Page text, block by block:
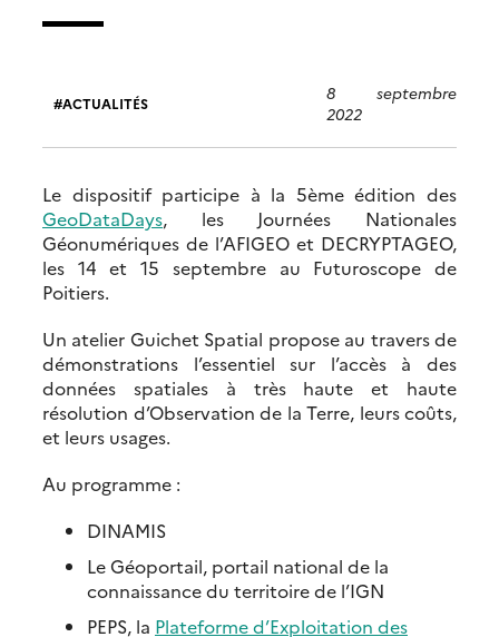
ACTUALITÉS
8 septembre
2022
Le dispositif participe à la 5ème édition des
GeoDataDays, les Journées Nationales
Géonumériques de l’AFIGEO et DECRYPTAGEO,
les 14 et 15 septembre au Futuroscope de
Poitiers.
Un atelier Guichet Spatial propose au travers de
démonstrations l’essentiel sur l’accès à des
données spatiales à très haute et haute
résolution d’Observation de la Terre, leurs coûts,
et leurs usages.
Au programme :
DINAMIS
Le Géoportail, portail national de la
connaissance du territoire de l’IGN
PEPS, la Plateforme d’Exploitation des